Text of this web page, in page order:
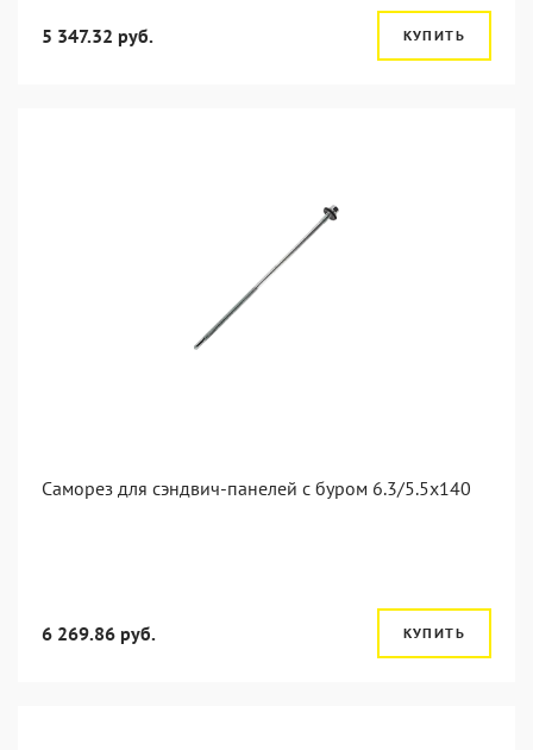
5 347.32 руб. КУПИТЬ
Саморез для сэндвич-панелей с буром 6.3/5.5x140
6 269.86 руб. КУПИТЬ